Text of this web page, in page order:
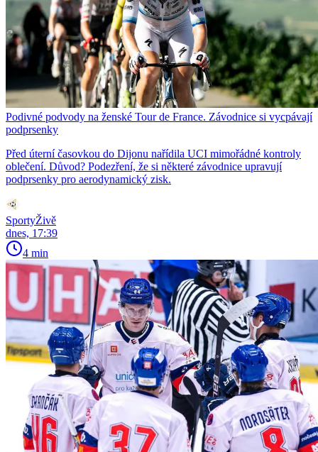
Podivné podvody na ženské Tour de France. Závodnice si vycpávají
podprsenky
Před úterní časovkou do Dijonu nařídila UCI mimořádné kontroly
oblečení. Důvod? Podezření, že si některé závodnice upravují
podprsenky pro aerodynamický zisk.
SportyŽivě
dnes, 17:39
4 min